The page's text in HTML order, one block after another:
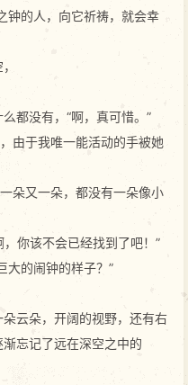
钟的人，向它祈祷，就会幸
都没有，“啊，真可惜。”
由于我唯一能活动的手被她
朵又一朵，都没有一朵像小
，你该不会已经找到了吧！”
大的闹钟的样子？”
云朵，开阔的视野，还有右
忘记了远在深空之中的